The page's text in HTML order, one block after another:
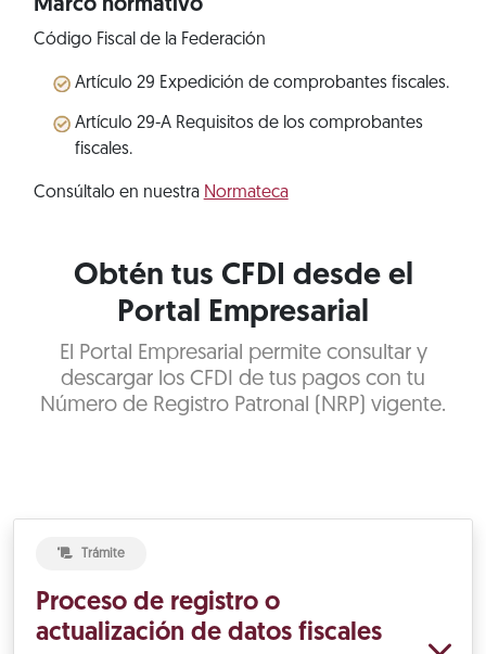
Marco normativo
Código Fiscal de la Federación
Artículo 29 Expedición de comprobantes fiscales.
Artículo 29-A Requisitos de los comprobantes
fiscales.
Consúltalo en nuestra Normateca
Obtén tus CFDI desde el
Portal Empresarial
El Portal Empresarial permite consultar y
descargar los CFDI de tus pagos con tu
Número de Registro Patronal (NRP) vigente.
Trámite
Proceso de registro o
actualización de datos fiscales